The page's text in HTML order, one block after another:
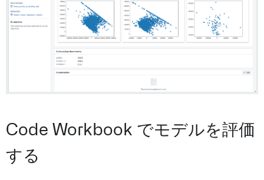
Code Workbook でモデルを評価
する